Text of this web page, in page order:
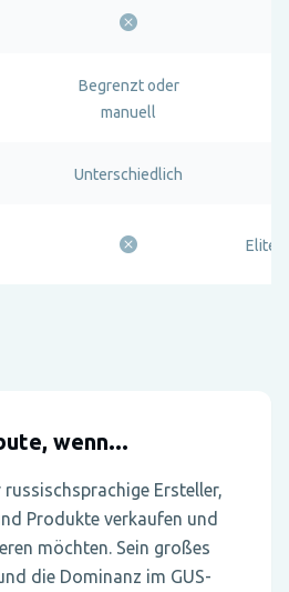
Begrenzt oder
manuell
Unterschiedlich
Elite-
wenn...
Ersteller,
Produkte verkaufen und
möchten. Sein großes
die Dominanz im GUS-